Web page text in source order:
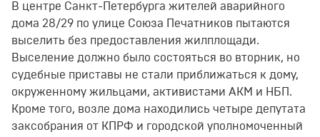
В центре Санкт-Петербурга жителей аварийного
дома 28/29 по улице Союза Печатников пытаются
выселить без предоставления жилплощади.
Выселение должно было состояться во вторник, но
судебные приставы не стали приближаться к дому,
окруженному жильцами, активистами АКМ и НБП.
Кроме того, возле дома находились четыре депутата
заксобрания от КПРФ и городской уполномоченный